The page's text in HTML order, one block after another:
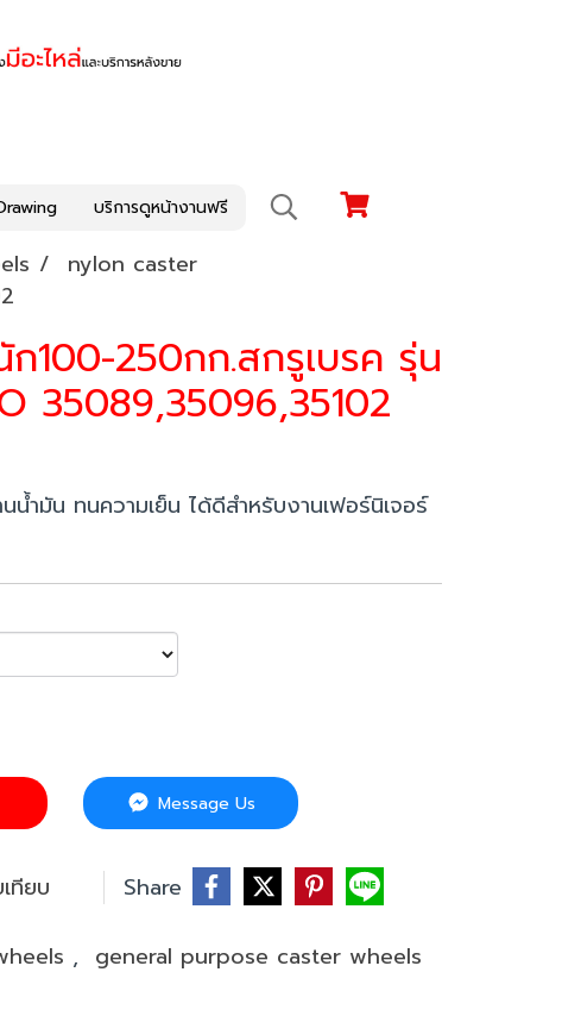
บริการดูหน้างานฟรี
nylon caster
100-250กก.สกรูเบรค รุ่น
35089,35096,35102
น้ำมัน ทนความเย็น ได้ดีสำหรับงานเฟอร์นิเจอร์
Message Us
ทียบ Share
, general purpose caster wheels